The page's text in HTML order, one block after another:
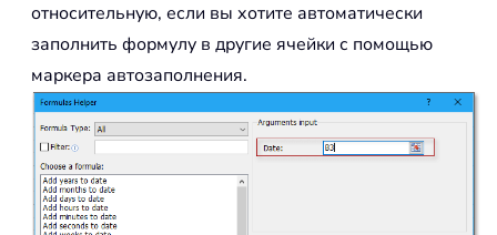
относительную, если вы хотите автоматически
заполнить формулу в другие ячейки с помощью
маркера автозаполнения.